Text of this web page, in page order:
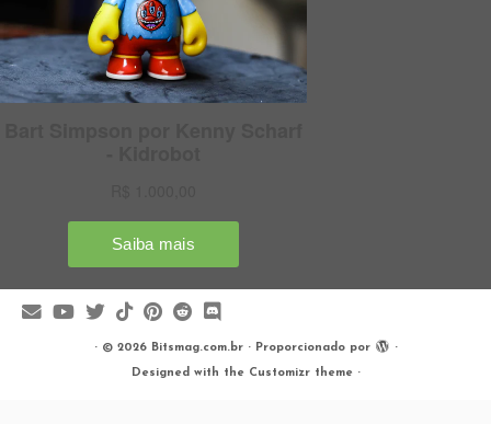
· © 2026 Bitsmag.com.br· Proporcionado por ·
Designed with the Customizr theme ·